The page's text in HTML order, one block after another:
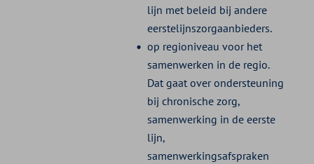
lijn met beleid bij andere
eerstelijnszorgaanbieders.
op regioniveau voor het
samenwerken in de regio.
Dat gaat over ondersteuning
bij chronische zorg,
samenwerking in de eerste
lijn,
samenwerkingsafspraken